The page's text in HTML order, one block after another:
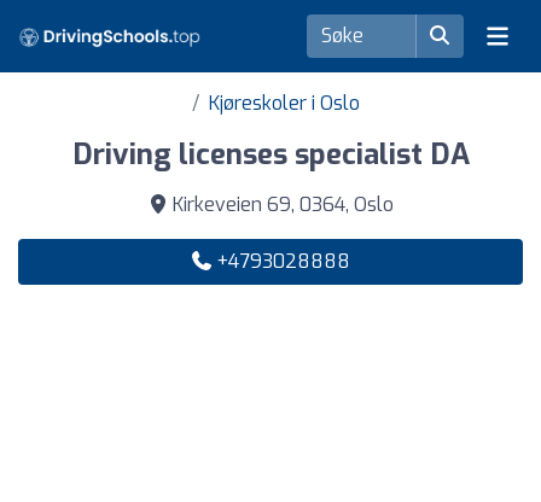
Kjøreskoler i Oslo
Driving licenses specialist DA
Kirkeveien 69, 0364, Oslo
+4793028888